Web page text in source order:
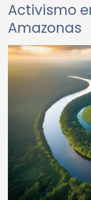
Activismo
Amazonas